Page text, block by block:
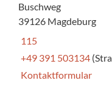
Buschweg
39126 Magdeburg
115
+49 391 503134
Kontaktformular